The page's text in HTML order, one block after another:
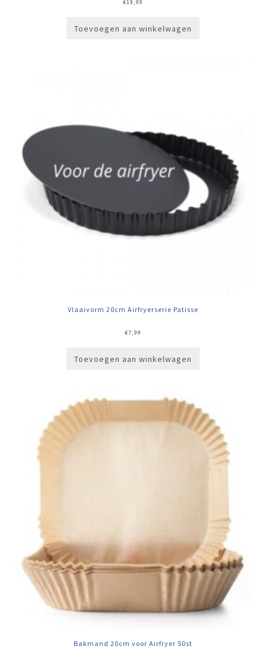
€19,99
Toevoegen aan winkelwagen
Vlaaivorm 20cm Airfryerserie Patisse
€7,99
Toevoegen aan winkelwagen
Bakmand 20cm voor Airfryer 50st